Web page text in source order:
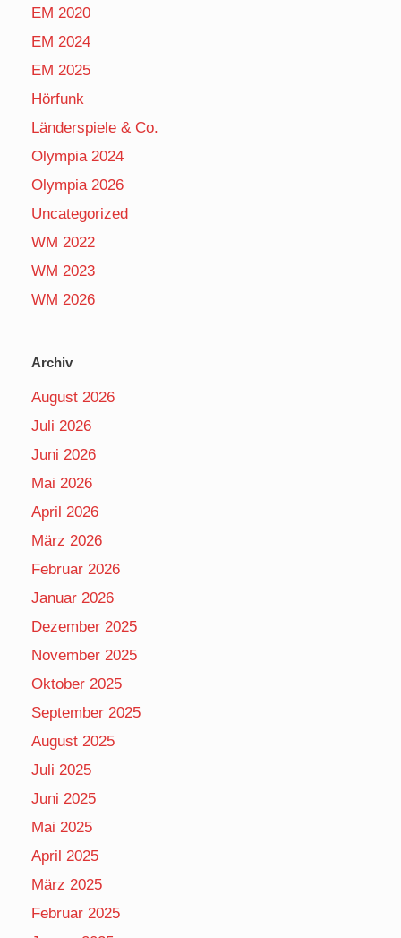
EM 2020
EM 2024
EM 2025
Hörfunk
Länderspiele & Co.
Olympia 2024
Olympia 2026
Uncategorized
WM 2022
WM 2023
WM 2026
Archiv
August 2026
Juli 2026
Juni 2026
Mai 2026
April 2026
März 2026
Februar 2026
Januar 2026
Dezember 2025
November 2025
Oktober 2025
September 2025
August 2025
Juli 2025
Juni 2025
Mai 2025
April 2025
März 2025
Februar 2025